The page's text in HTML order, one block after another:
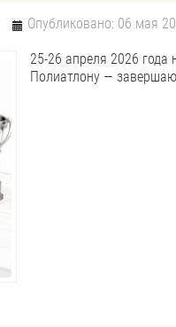
Опубликовано: 06 мая
25-26 апреля 2026 года
Полиатлону —